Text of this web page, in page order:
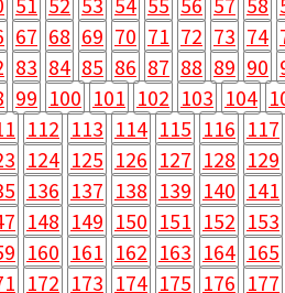
67 68 69 70 71 72 73 74
83 84 85 86 87 88 89 90
99 100 101 102 103 104
112 113 114 115 116 117
124 125 126 127 128 129
136 137 138 139 140 141
148 149 150 151 152 153
160 161 162 163 164 165
172 173 174 175 176 177